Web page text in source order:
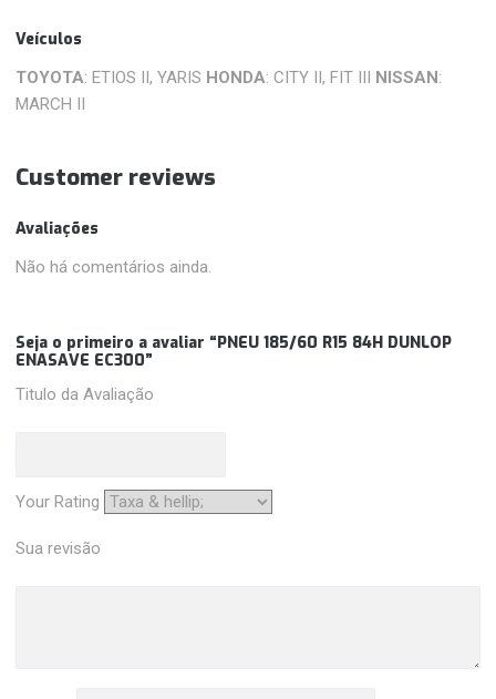
Veículos
TOYOTA: ETIOS II, YARIS HONDA: CITY II, FIT III NISSAN:
MARCH II
Customer reviews
Avaliações
Não há comentários ainda.
Seja o primeiro a avaliar “PNEU 185/60 R15 84H DUNLOP
ENASAVE EC300”
Titulo da Avaliação
Your Rating
Sua revisão